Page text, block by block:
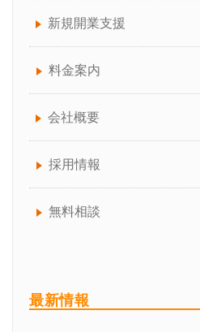
給与計算サポート
助成金手続き代行
人事制度の構築
介護事業者向けBCP
就業規則の作成、見直
介護職員等処遇改善
訪問介護（介護保険）
通所介護（デイサービ
放課後等デイ・児童
生活介護
訪問介護（介護保険
就労継続・就労移行支
共同生活援助
新規開業支援
介護サービス事業の
障害福祉事業の開業
介護保険・障害福祉
失敗しない！「介護
代行業者の選び方
料金案内
会社概要
会社概要について
代表プロフィール
アクセス
採用情報
無料相談
最新情報